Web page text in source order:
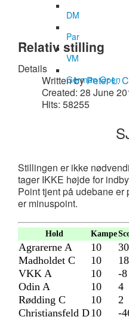
Relativ stilling
Details
Written byPeter L.
Created: 28 June
Hits: 58255
Stillingen er ikke
tager IKKE højde for
Point tjent på udebane
er minuspoint.
Hold Kampe
Agrarerne A 10
30
Madholdet C
10
18
VKK A
10
-8
Odin A
10
4
Rødding C
10
2
Christiansfeld D10 -
DM
Par
VM
German Open